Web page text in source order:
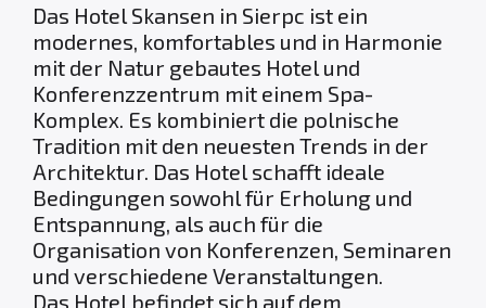
Das Hotel Skansen in Sierpc ist ein
modernes, komfortables und in Harmonie
mit der Natur gebautes Hotel und
Konferenzzentrum mit einem Spa-
Komplex. Es kombiniert die polnische
Tradition mit den neuesten Trends in der
Architektur. Das Hotel schafft ideale
Bedingungen sowohl für Erholung und
Entspannung, als auch für die
Organisation von Konferenzen, Seminaren
und verschiedene Veranstaltungen.
Das Hotel befindet sich auf dem